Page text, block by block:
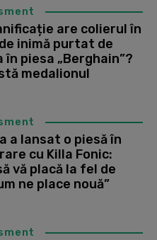
are colierul în
inimă purtat de
în piesa „Berghain”?
medalionul
a lansat o piesă în
cu Killa Fonic:
vă placă la fel de
ne place nouă”